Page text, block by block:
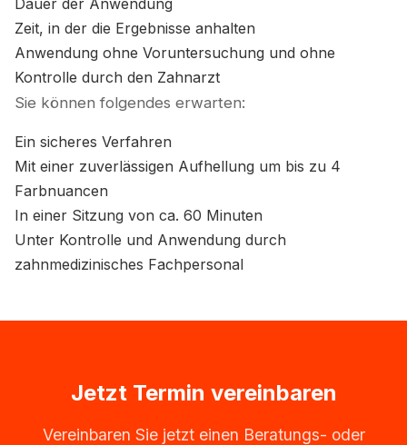
Dauer der Anwendung
Zeit, in der die Ergebnisse anhalten
Anwendung ohne Voruntersuchung und ohne
Kontrolle durch den Zahnarzt
Sie können folgendes erwarten:
Ein sicheres Verfahren
Mit einer zuverlässigen Aufhellung um bis zu 4
Farbnuancen
In einer Sitzung von ca. 60 Minuten
Unter Kontrolle und Anwendung durch
zahnmedizinisches Fachpersonal
Jetzt Termin vereinbaren
Vereinbaren Sie jetzt einen Beratungs- oder